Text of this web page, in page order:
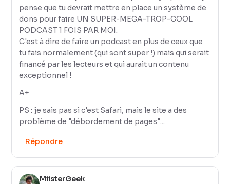
pense que tu devrait mettre en place un système de
dons pour faire UN SUPER-MEGA-TROP-COOL
PODCAST 1 FOIS PAR MOI.
C'est à dire de faire un podcast en plus de ceux que
tu fais normalement (qui sont super !) mais qui serait
financé par les lecteurs et qui aurait un contenu
exceptionnel !
A+
PS : je sais pas si c'est Safari, mais le site a des
problème de "débordement de pages"...
Répondre
MiisterGeek